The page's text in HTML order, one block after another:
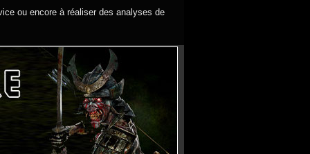
ou encore à réaliser des analyses de